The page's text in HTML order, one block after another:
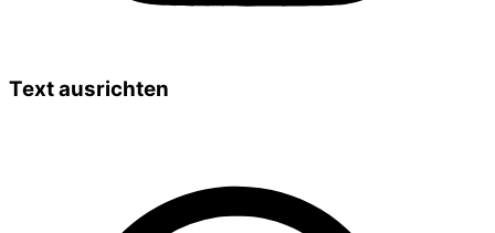
Text ausrichten